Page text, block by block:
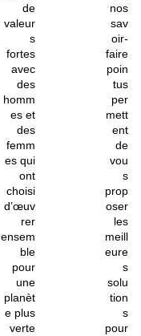
de
valeur
s
fortes
avec
des
homm
es et
des
femm
es qui
ont
choisi
d’œuv
rer
ensem
ble
pour
une
planèt
e plus
verte
nos
sav
oir-
faire
poin
tus
per
mett
ent
de
vou
s
prop
oser
les
meill
eure
s
solu
tion
s
pour